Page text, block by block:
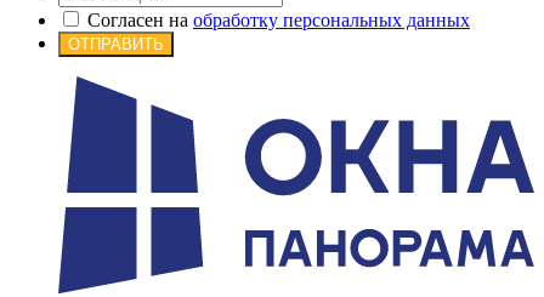
Согласен на обработку персональных данных
ОТПРАВИТЬ